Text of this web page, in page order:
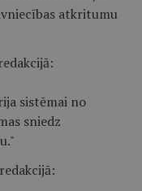
atkritumu
sistēmai no
sniedz